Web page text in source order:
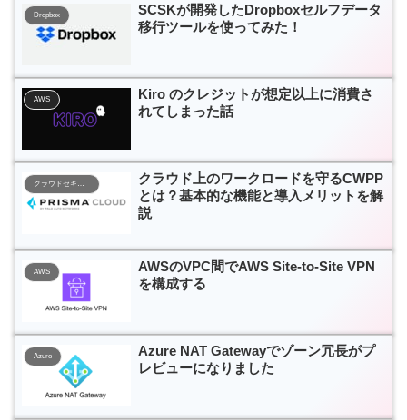
Dropbox
SCSKが開発したDropboxセルフデータ
移行ツールを使ってみた！
AWS
Kiro のクレジットが想定以上に消費さ
れてしまった話
クラウドセキュリティ
クラウド上のワークロードを守るCWPP
とは？基本的な機能と導入メリットを解
説
AWS
AWSのVPC間でAWS Site-to-Site VPN
を構成する
Azure
Azure NAT Gatewayでゾーン冗長がプ
レビューになりました